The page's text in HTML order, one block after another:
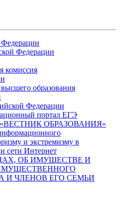
Федерации
Федерации
комиссия
образования
Федерации
портал ЕГЭ
«ВЕСТНИК ОБРАЗОВАНИЯ»
и экстремизму в
сети Интернет
ОБ ИМУЩЕСТВЕ И
И ЧЛЕНОВ ЕГО СЕМЬИ